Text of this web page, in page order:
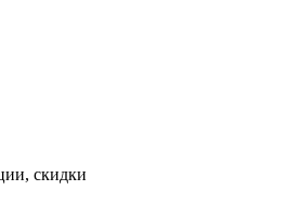
скидки